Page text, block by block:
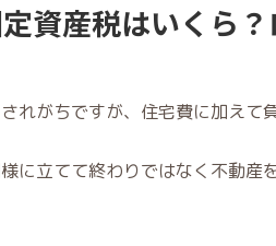
資産税はいくら
れがちですが、住宅費に加えて
に立てて終わりではなく不動産